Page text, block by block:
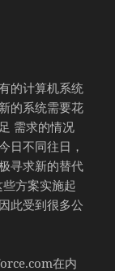
的计算机系统
的系统需要花
需求的情况
日不同往日，
寻求新的替代
方案实施起
此受到很多公
在内